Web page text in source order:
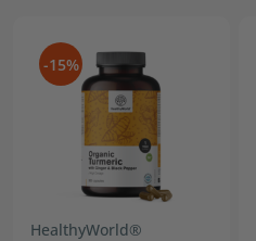
-15%
HealthyWorld®